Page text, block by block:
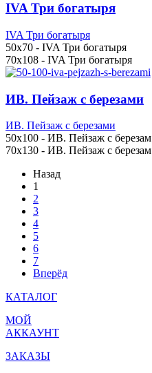
IVA Три богатыря
IVA Три богатыря
50x70 - IVA Три богатыря
70x108 - IVA Три богатыря
ИВ. Пейзаж с березами
ИВ. Пейзаж с березами
50x100 - ИВ. Пейзаж с березам
70x130 - ИВ. Пейзаж с березам
Назад
1
2
3
4
5
6
7
Вперёд
КАТАЛОГ
МОЙ
АККАУНТ
ЗАКАЗЫ